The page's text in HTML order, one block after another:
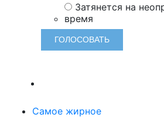
Затянется на
время
Самое жирное